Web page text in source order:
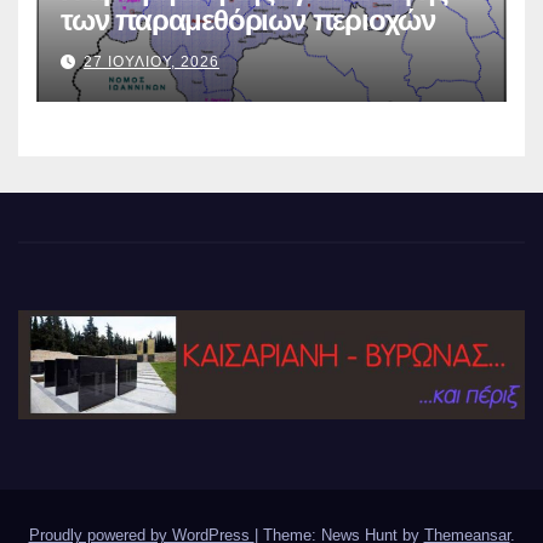
των παραμεθόριων περιοχών
27 ΙΟΥΛΙΟΥ, 2026
Proudly powered by WordPress Theme: News Hunt by Themeansar.